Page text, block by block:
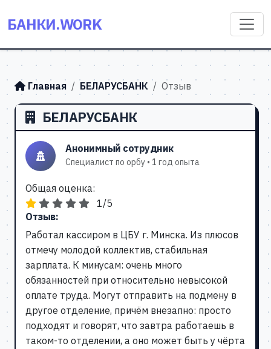
БАНКИ.WORK
Главная БЕЛАРУСБАНК Отзыв
БЕЛАРУСБАНК
Анонимный сотрудник
Специалист по орбу • 1 год опыта
Общая оценка:
1/5
Отзыв:
Работал кассиром в ЦБУ г. Минска. Из плюсов
отмечу молодой коллектив, стабильная
зарплата. К минусам: очень много
обязанностей при относительно невысокой
оплате труда. Могут отправить на подмену в
другое отделение, причём внезапно: просто
подходят и говорят, что завтра работаешь в
таком-то отделении, а оно может быть у чёрта